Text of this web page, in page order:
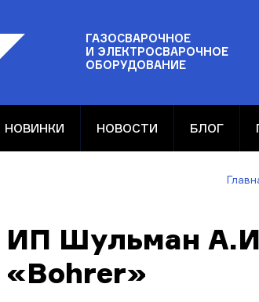
ГАЗОСВАРОЧНОЕ
И ЭЛЕКТРОСВАРОЧНОЕ
ОБОРУДОВАНИЕ
НОВИНКИ НОВОСТИ БЛОГ
ИП Шульман
«Bohrer»